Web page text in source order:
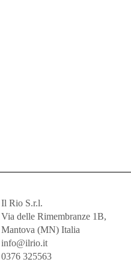
Il Rio S.r.l.
Via delle Rimembranze 1B,
Mantova (MN) Italia
info@ilrio.it
0376 325563